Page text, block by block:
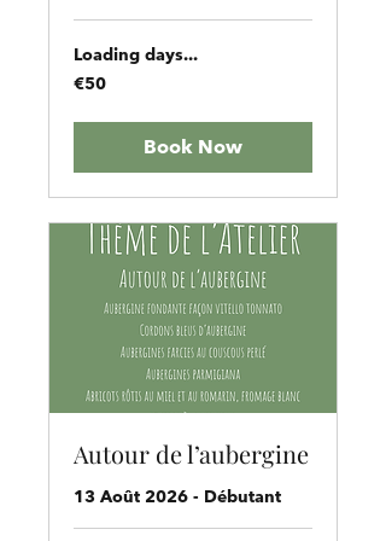
Loading days...
50
euros
€50
Book Now
Autour de l’aubergine
13 Août 2026 - Débutant